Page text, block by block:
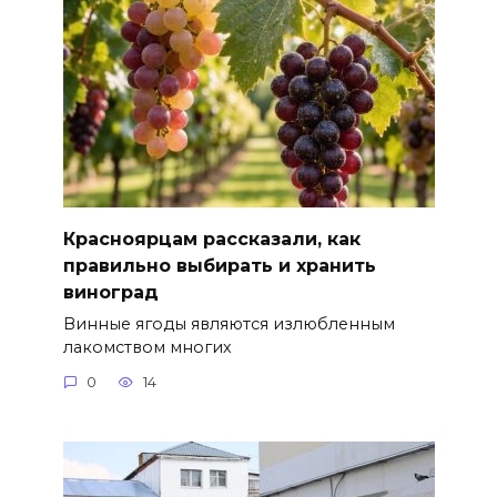
Красноярцам рассказали, как
правильно выбирать и хранить
виноград
Винные ягоды являются излюбленным
лакомством многих
0 14